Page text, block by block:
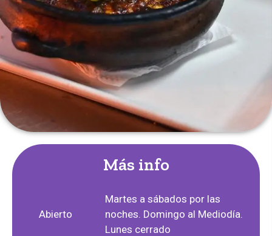
Más info
Abierto
Martes a sábados por las
noches. Domingo al Mediodía.
Lunes cerrado